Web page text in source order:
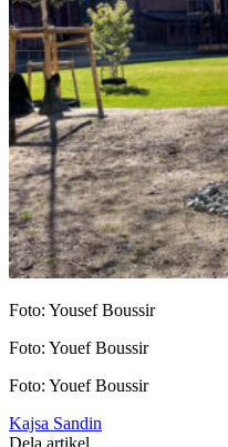
Foto: Yousef Boussir
Foto: Youef Boussir
Foto: Youef Boussir
Kajsa Sandin
Dela artikel